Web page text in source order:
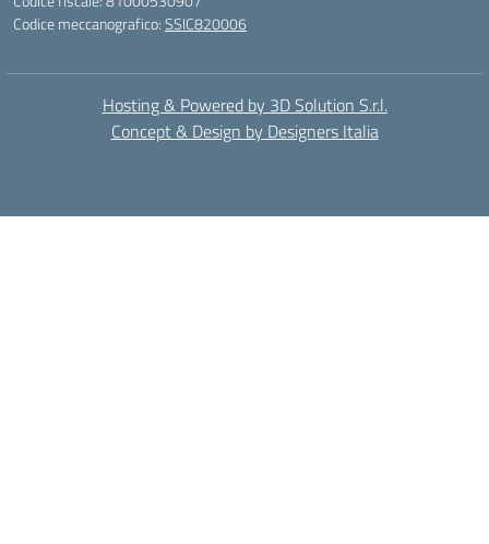
Codice meccanografico:SSIC820006
Hosting & Powered by 3D Solution S.r.l.
Concept & Design by Designers Italia